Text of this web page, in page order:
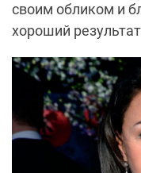
своим обликом и
хороший